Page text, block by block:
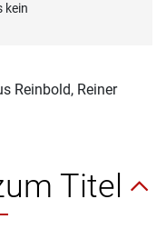
kein
Reinbold, Reiner
Titel